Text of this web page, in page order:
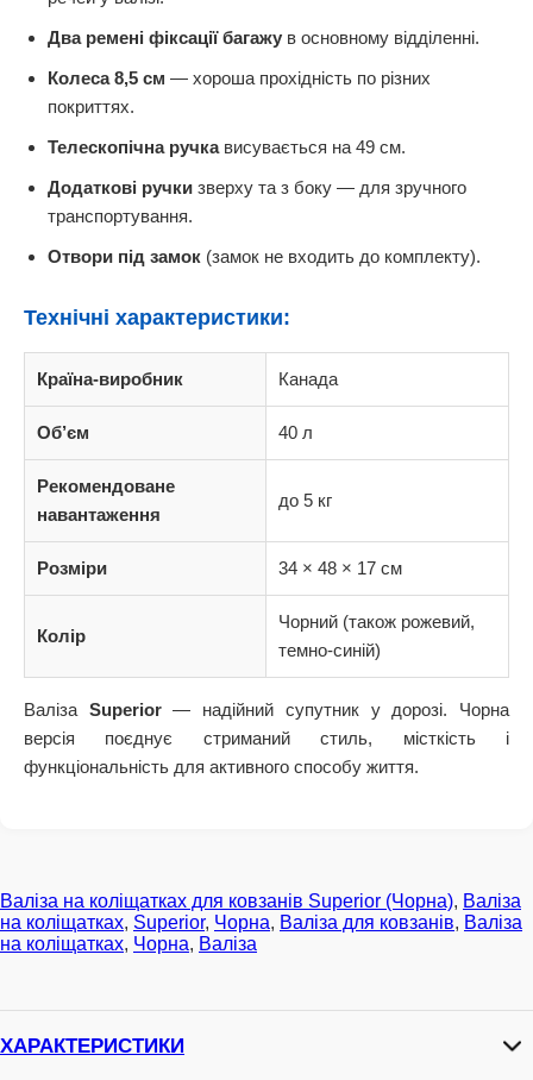
Два ремені фіксації багажу в основному відділенні.
Колеса 8,5 см — хороша прохідність по різних
покриттях.
Телескопічна ручкависувається на 49 см.
Додаткові ручки зверху та з боку — для зручного
транспортування.
Отвори під замок (замок не входить до комплекту).
Технічні характеристики:
Країна-виробник Канада
Об’єм 40 л
Рекомендоване
навантаження
до 5 кг
Розміри 34 × 48 × 17 см
Колір
Чорний (також рожевий,
темно-синій)
Валіза Superior— надійний супутник у дорозі. Чорна
версія поєднує стриманий стиль, місткість і
функціональність для активного способу життя.
Валіза на коліщатках для ковзанів Superior (Чорна), Валіза
на коліщатках, Superior, Чорна, Валіза для ковзанів, Валіза
на коліщатках, Чорна, Валіза
ХАРАКТЕРИСТИКИ